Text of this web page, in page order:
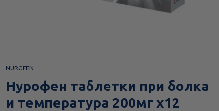
NUROFEN
Нурофен таблетки при болка
и температура 200мг х12